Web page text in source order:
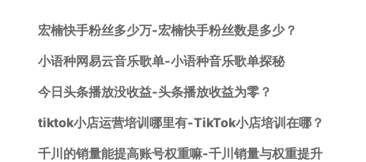
宏楠快手粉丝多少万-宏楠快手粉丝数是多少？
小语种网易云音乐歌单-小语种音乐歌单探秘
今日头条播放没收益-头条播放收益为零？
tiktok小店运营培训哪里有-TikTok小店培训在哪？
千川的销量能提高账号权重嘛-千川销量与权重提升